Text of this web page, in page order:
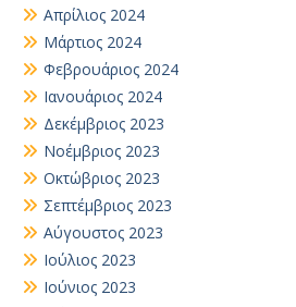
Απρίλιος 2024
Μάρτιος 2024
Φεβρουάριος 2024
Ιανουάριος 2024
Δεκέμβριος 2023
Νοέμβριος 2023
Οκτώβριος 2023
Σεπτέμβριος 2023
Αύγουστος 2023
Ιούλιος 2023
Ιούνιος 2023